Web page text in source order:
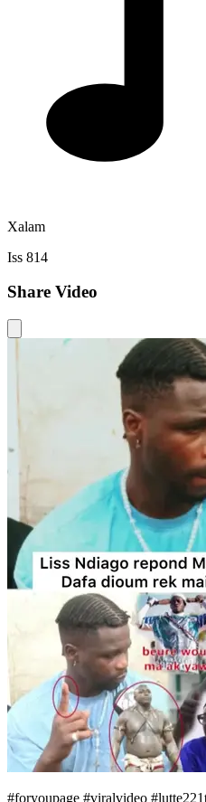
Xalam
Iss 814
Share Video
#foryoupage #viralvideo